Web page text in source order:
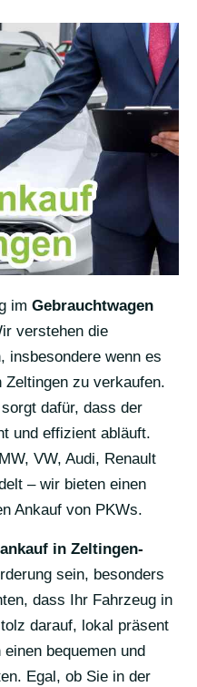
im Gebrauchtwagen
verstehen die
insbesondere wenn es
zu verkaufen.
dafür, dass der
und effizient abläuft.
VW, Audi, Renault
– wir bieten einen
Ankauf von PKWs.
in Zeltingen-
sein, besonders
dass Ihr Fahrzeug in
darauf, lokal präsent
bequemen und
Egal, ob Sie in der